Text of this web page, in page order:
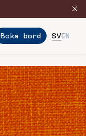
Boka bord SVEN